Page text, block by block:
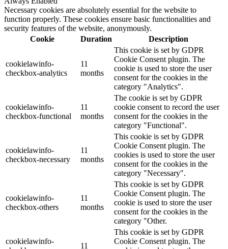
Necessary cookies are absolutely essential for the website to
function properly. These cookies ensure basic functionalities and
security features of the website, anonymously.
Cookie
Duration Description
cookielawinfo-
checkbox-analytics
11
months
This cookie is set by GDPR
Cookie Consent plugin. The
cookie is used to store the user
consent for the cookies in the
category "Analytics".
cookielawinfo-
checkbox-functional
11
months
The cookie is set by GDPR
cookie consent to record the user
consent for the cookies in the
category "Functional".
cookielawinfo-
checkbox-necessary
11
months
This cookie is set by GDPR
Cookie Consent plugin. The
cookies is used to store the user
consent for the cookies in the
category "Necessary".
cookielawinfo-
checkbox-others
11
months
This cookie is set by GDPR
Cookie Consent plugin. The
cookie is used to store the user
consent for the cookies in the
category "Other.
cookielawinfo-
11
This cookie is set by GDPR
Cookie Consent plugin. The